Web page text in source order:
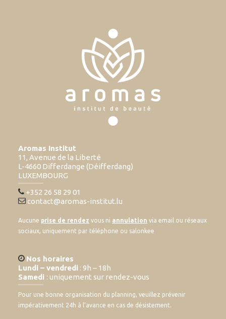
Aromas Institut
11, Avenue de la Liberté
L-4660 Differdange (Déifferdang)
LUXEMBOURG
+352 26 58 29 01
contact@aromas-institut.lu
Aucune prise de rendez vous ni annulation via email ou réseaux
sociaux, uniquement par téléphone ou salonkee
Nos horaires
Lundi – vendredi : 9h – 18h
Samedi : uniquement sur rendez-vous
Pour une bonne organisation du planning, veuillez prévenir
impérativement 24h à l’avance en cas de désistement.